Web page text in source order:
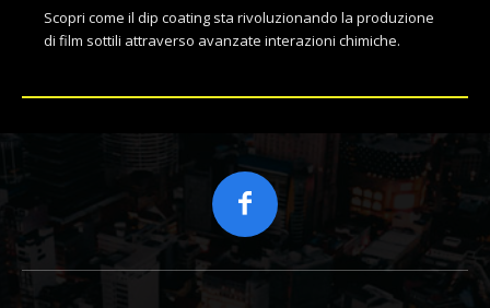
Scopri come il dip coating sta rivoluzionando la produzione
di film sottili attraverso avanzate interazioni chimiche.